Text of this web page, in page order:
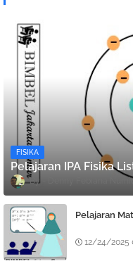
FISIKA
Pelajaran IPA Fisika
Denny Febiana
Pelajaran
12/24/2025